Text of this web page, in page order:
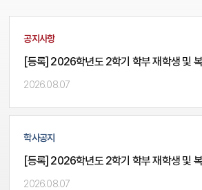
공지사항
[등록] 2026학년도 2학기 학부 재학생 및
2026.08.07
학사공지
[등록] 2026학년도 2학기 학부 재학생 및
2026.08.07